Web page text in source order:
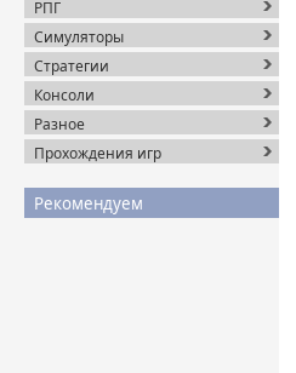
РПГ
Симуляторы
Стратегии
Консоли
Разное
Прохождения игр
Рекомендуем